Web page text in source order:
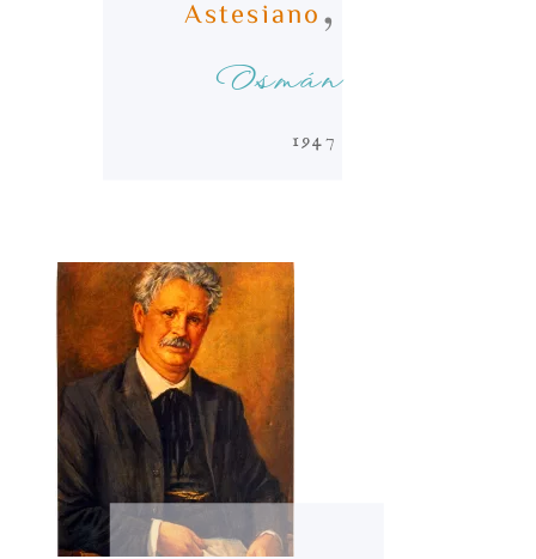
Astesiano
Osmán
1947